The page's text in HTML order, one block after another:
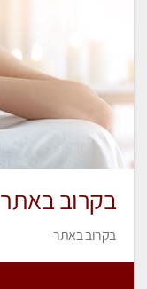
בקרוב באתר
בקרוב באתר